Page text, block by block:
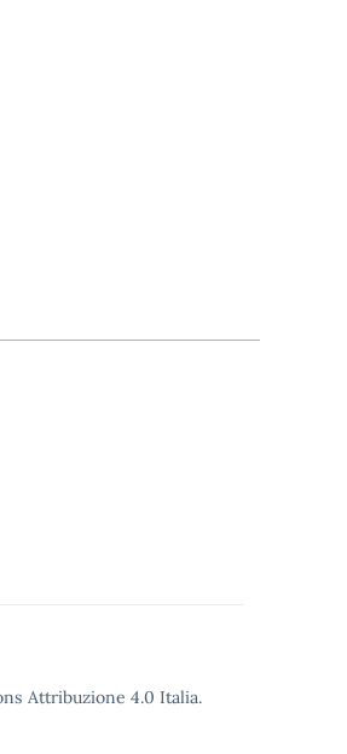
Attribuzione 4.0 Italia.